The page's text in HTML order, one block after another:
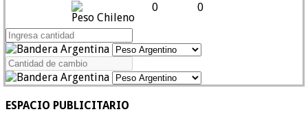
Peso Chileno
0 0
ESPACIO PUBLICITARIO